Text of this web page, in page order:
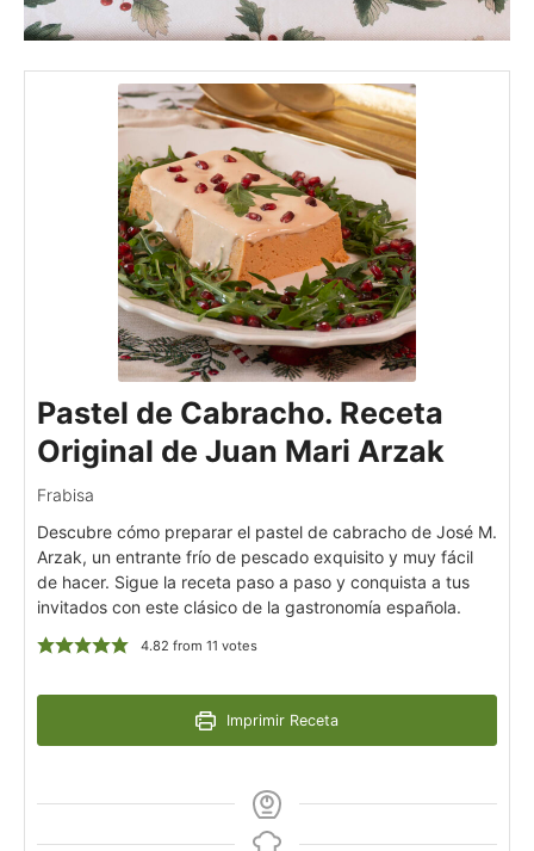
Pastel de Cabracho. Receta
Original de Juan Mari Arzak
Frabisa
Descubre cómo preparar el pastel de cabracho de José M.
Arzak, un entrante frío de pescado exquisito y muy fácil
de hacer. Sigue la receta paso a paso y conquista a tus
invitados con este clásico de la gastronomía española.
4.82 from 11 votes
Imprimir Receta